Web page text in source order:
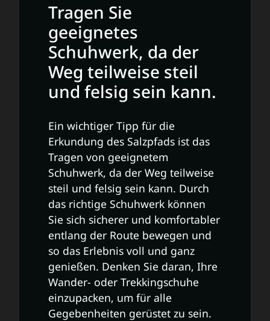
Tragen Sie
geeignetes
Schuhwerk, da der
Weg teilweise steil
und felsig sein kann.
Ein wichtiger Tipp für die
Erkundung des Salzpfads ist das
Tragen von geeignetem
Schuhwerk, da der Weg teilweise
steil und felsig sein kann. Durch
das richtige Schuhwerk können
Sie sich sicherer und komfortabler
entlang der Route bewegen und
so das Erlebnis voll und ganz
genießen. Denken Sie daran, Ihre
Wander- oder Trekkingschuhe
einzupacken, um für alle
Gegebenheiten gerüstet zu sein.